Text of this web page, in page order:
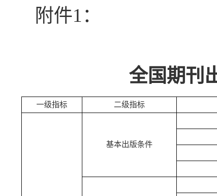
附件1 ：
全国期刊
一级指标 二级指标
基本出版条件